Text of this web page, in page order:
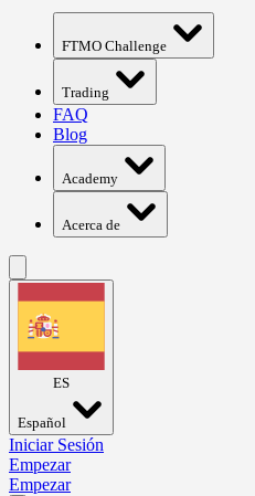
FTMO Challenge
Trading
FAQ
Blog
Academy
Acerca de
ES
Español
Iniciar Sesión
Empezar
Empezar